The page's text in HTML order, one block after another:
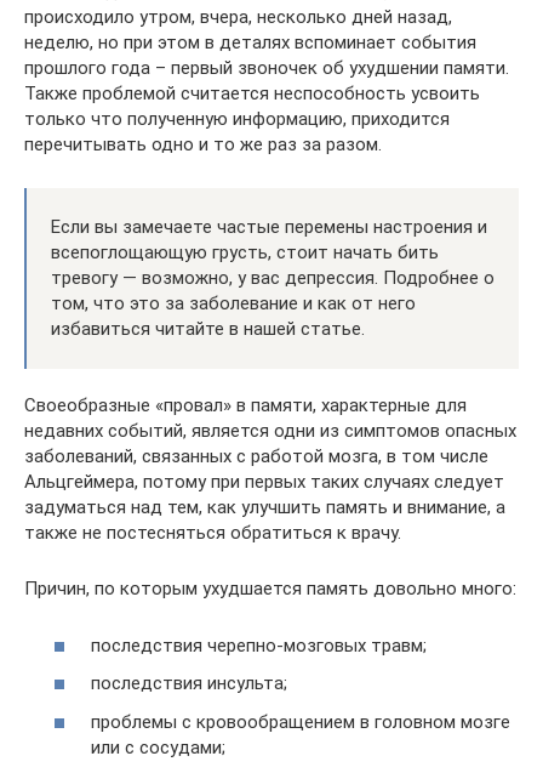
происходило утром, вчера, несколько дней назад,
неделю, но при этом в деталях вспоминает события
прошлого года – первый звоночек об ухудшении памяти.
Также проблемой считается неспособность усвоить
только что полученную информацию, приходится
перечитывать одно и то же раз за разом.
Если вы замечаете частые перемены настроения и
всепоглощающую грусть, стоит начать бить
тревогу — возможно, у вас депрессия. Подробнее о
том, что это за заболевание и как от него
избавиться читайте в нашей статье.
Своеобразные «провал» в памяти, характерные для
недавних событий, является одни из симптомов опасных
заболеваний, связанных с работой мозга, в том числе
Альцгеймера, потому при первых таких случаях следует
задуматься над тем, как улучшить память и внимание, а
также не постесняться обратиться к врачу.
Причин, по которым ухудшается память довольно много:
последствия черепно-мозговых травм;
последствия инсульта;
проблемы с кровообращением в головном мозге
или с сосудами;